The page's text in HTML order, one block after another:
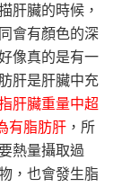
肝臟的時候，
會有顏色的深
像真的是有一
肝是肝臟中充
肝臟重量中超
有脂肪肝 ，所
熱量攝取過
，也會發生脂